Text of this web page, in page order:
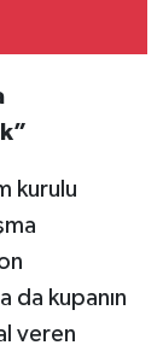
kurulu
da kupanın
veren